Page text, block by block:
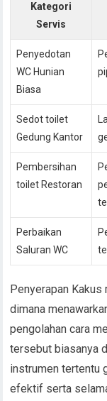
Kategori
Servis
Penyedotan
WC Hunian
Biasa
Sedot toilet
Gedung Kantor
Pembersihan
toilet Restoran
Perbaikan
Saluran WC
Penyerapan
dimana
pengolahan cara
tersebut biasanya
instrumen tertentu
efektif serta